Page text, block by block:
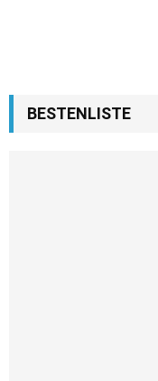
BESTENLISTE